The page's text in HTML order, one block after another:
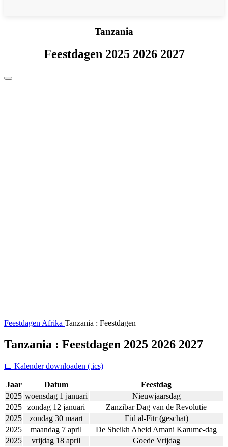
Tanzania
Feestdagen 2025 2026 2027
Feestdagen Afrika Tanzania : Feestdagen
Tanzania : Feestdagen 2025 2026 2027
📅 Kalender downloaden (.ics)
Jaar Datum
Feestdag
2025 woensdag 1 januari
Nieuwjaarsdag
2025
zondag 12 januari
Zanzibar Dag van de Revolutie
2025
zondag 30 maart
Eid al-Fitr (geschat)
2025
maandag 7 april
De Sheikh Abeid Amani Karume-dag
2025
vrijdag 18 april
Goede Vrijdag